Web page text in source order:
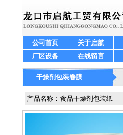
公司首页 关于启航
厂区设备
在线留言
干燥剂包装卷膜
产品名称：食品干燥剂包装纸